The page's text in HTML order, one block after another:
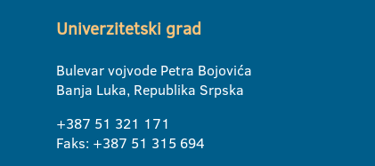
Univerzitetski grad
Bulevar vojvode Petra Bojovića
Banja Luka, Republika Srpska
+387 51 321 171
Faks: +387 51 315 694